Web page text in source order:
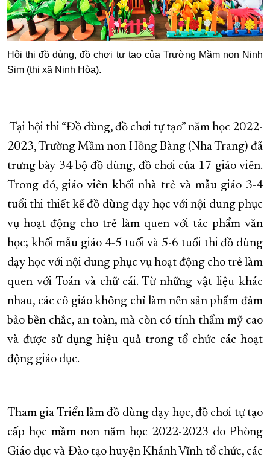
Hội thi đồ dùng, đồ chơi tự tạo của Trường Mầm non Ninh
Sim (thị xã Ninh Hòa).
Tại hội thi “Đồ dùng, đồ chơi tự tạo” năm học 2022-
2023, Trường Mầm non Hồng Bàng (Nha Trang) đã
trưng bày 34 bộ đồ dùng, đồ chơi của 17 giáo viên.
Trong đó, giáo viên khối nhà trẻ và mẫu giáo 3-4
tuổi thi thiết kế đồ dùng dạy học với nội dung phục
vụ hoạt động cho trẻ làm quen với tác phẩm văn
học; khối mẫu giáo 4-5 tuổi và 5-6 tuổi thi đồ dùng
dạy học với nội dung phục vụ hoạt động cho trẻ làm
quen với Toán và chữ cái. Từ những vật liệu khác
nhau, các cô giáo không chỉ làm nên sản phẩm đảm
bảo bền chắc, an toàn, mà còn có tính thẩm mỹ cao
và được sử dụng hiệu quả trong tổ chức các hoạt
động giáo dục.
Tham gia Triển lãm đồ dùng dạy học, đồ chơi tự tạo
cấp học mầm non năm học 2022-2023 do Phòng
Giáo dục và Đào tạo huyện Khánh Vĩnh tổ chức, các